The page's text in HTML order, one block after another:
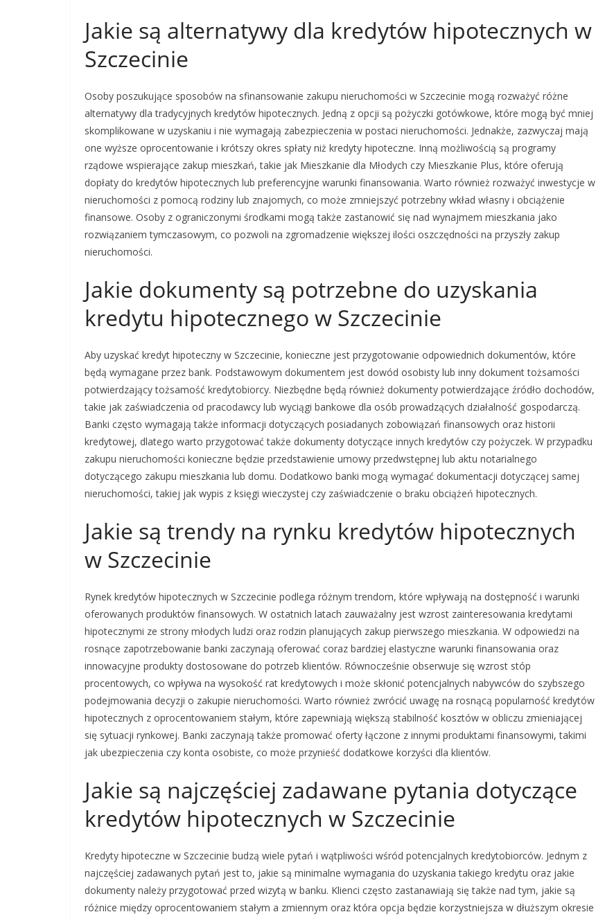
Jakie są alternatywy dla kredytów hipotecznych w
Szczecinie
Osoby poszukujące sposobów na sfinansowanie zakupu nieruchomości w Szczecinie mogą rozważyć różne
alternatywy dla tradycyjnych kredytów hipotecznych. Jedną z opcji są pożyczki gotówkowe, które mogą być mniej
skomplikowane w uzyskaniu i nie wymagają zabezpieczenia w postaci nieruchomości. Jednakże, zazwyczaj mają
one wyższe oprocentowanie i krótszy okres spłaty niż kredyty hipoteczne. Inną możliwością są programy
rządowe wspierające zakup mieszkań, takie jak Mieszkanie dla Młodych czy Mieszkanie Plus, które oferują
dopłaty do kredytów hipotecznych lub preferencyjne warunki finansowania. Warto również rozważyć inwestycje w
nieruchomości z pomocą rodziny lub znajomych, co może zmniejszyć potrzebny wkład własny i obciążenie
finansowe. Osoby z ograniczonymi środkami mogą także zastanowić się nad wynajmem mieszkania jako
rozwiązaniem tymczasowym, co pozwoli na zgromadzenie większej ilości oszczędności na przyszły zakup
nieruchomości.
Jakie dokumenty są potrzebne do uzyskania
kredytu hipotecznego w Szczecinie
Aby uzyskać kredyt hipoteczny w Szczecinie, konieczne jest przygotowanie odpowiednich dokumentów, które
będą wymagane przez bank. Podstawowym dokumentem jest dowód osobisty lub inny dokument tożsamości
potwierdzający tożsamość kredytobiorcy. Niezbędne będą również dokumenty potwierdzające źródło dochodów,
takie jak zaświadczenia od pracodawcy lub wyciągi bankowe dla osób prowadzących działalność gospodarczą.
Banki często wymagają także informacji dotyczących posiadanych zobowiązań finansowych oraz historii
kredytowej, dlatego warto przygotować także dokumenty dotyczące innych kredytów czy pożyczek. W przypadku
zakupu nieruchomości konieczne będzie przedstawienie umowy przedwstępnej lub aktu notarialnego
dotyczącego zakupu mieszkania lub domu. Dodatkowo banki mogą wymagać dokumentacji dotyczącej samej
nieruchomości, takiej jak wypis z księgi wieczystej czy zaświadczenie o braku obciążeń hipotecznych.
Jakie są trendy na rynku kredytów hipotecznych
w Szczecinie
Rynek kredytów hipotecznych w Szczecinie podlega różnym trendom, które wpływają na dostępność i warunki
oferowanych produktów finansowych. W ostatnich latach zauważalny jest wzrost zainteresowania kredytami
hipotecznymi ze strony młodych ludzi oraz rodzin planujących zakup pierwszego mieszkania. W odpowiedzi na
rosnące zapotrzebowanie banki zaczynają oferować coraz bardziej elastyczne warunki finansowania oraz
innowacyjne produkty dostosowane do potrzeb klientów. Równocześnie obserwuje się wzrost stóp
procentowych, co wpływa na wysokość rat kredytowych i może skłonić potencjalnych nabywców do szybszego
podejmowania decyzji o zakupie nieruchomości. Warto również zwrócić uwagę na rosnącą popularność kredytów
hipotecznych z oprocentowaniem stałym, które zapewniają większą stabilność kosztów w obliczu zmieniającej
się sytuacji rynkowej. Banki zaczynają także promować oferty łączone z innymi produktami finansowymi, takimi
jak ubezpieczenia czy konta osobiste, co może przynieść dodatkowe korzyści dla klientów.
Jakie są najczęściej zadawane pytania dotyczące
kredytów hipotecznych w Szczecinie
Kredyty hipoteczne w Szczecinie budzą wiele pytań i wątpliwości wśród potencjalnych kredytobiorców. Jednym z
najczęściej zadawanych pytań jest to, jakie są minimalne wymagania do uzyskania takiego kredytu oraz jakie
dokumenty należy przygotować przed wizytą w banku. Klienci często zastanawiają się także nad tym, jakie są
różnice między oprocentowaniem stałym a zmiennym oraz która opcja będzie korzystniejsza w dłuższym okresie